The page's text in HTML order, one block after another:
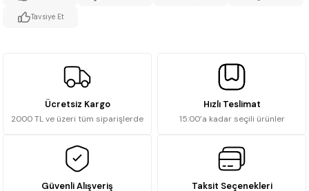
Tavsiye Et
Ücretsiz Kargo
2000 TL ve üzeri tüm siparişlerde
Hızlı Teslimat
15:00’a kadar seçili ürünler
Güvenli Alışveriş Taksit Seçenekleri